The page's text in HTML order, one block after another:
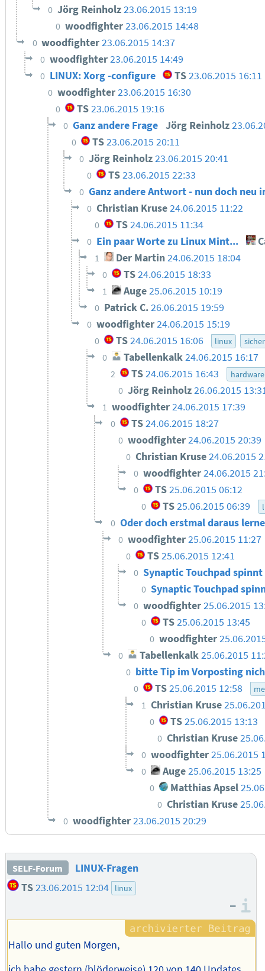
0 Jörg Reinholz23.06.2015 13:19
0 woodfighter23.06.2015 14:48
0 woodfighter23.06.2015 14:37
0 woodfighter23.06.2015 14:49
0 LINUX: Xorg -configure TS23.06.2015 16:11
0 woodfighter23.06.2015 16:30
0 TS23.06.2015 19:16
0 Ganz andere Frage Jörg Reinholz
0 TS23.06.2015 20:11
0 Jörg Reinholz23.06.2015 20:41
0 TS23.06.2015 22:33
0 Ganz andere Antwort - nun doch neu
0 Christian Kruse24.06.2015 11:22
0 TS24.06.2015 11:34
0 Ein paar Worte zu Linux Mint...
1 Der Martin24.06.2015 18:04
0 TS24.06.2015 18:33
1 Auge25.06.2015 10:19
0 Patrick C.26.06.2015 19:59
0 woodfighter24.06.2015 15:19
0 TS24.06.2015 16:06 linux
0 Tabellenkalk24.06.2015 16:17
2 TS24.06.2015 16:43 hardware
0 Jörg Reinholz26.06.2015
1 woodfighter24.06.2015 17:39
0 TS24.06.2015 18:27
0 woodfighter24.06.2015 20:39
0 Christian Kruse24.06.2015
0 woodfighter24.06.2015
0 TS25.06.2015 06:12
0 TS25.06.2015 06:39
0 Oder doch erstmal daraus
0 woodfighter25.06.2015 11:27
0 TS25.06.2015 12:41
0 Synaptic Touchpad
0 Synaptic Touchpad
0 woodfighter25.06.2015
0 TS25.06.2015 13:45
0 woodfighter
0 Tabellenkalk 25.06.2015
0 bitte Tip im Vorposting
0 TS25.06.2015 12:58
1 Christian Kruse
0 TS25.06.2015 13:13
0 Christian Kruse
0 woodfighter25.06.2015
0 Auge25.06.2015 13:25
0 Matthias Apsel
0 Christian Kruse
0 woodfighter23.06.2015 20:29
SELF-Forum
LINUX-Fragen
TS 23.06.2015 12:04 linux
–
Hallo und guten Morgen,